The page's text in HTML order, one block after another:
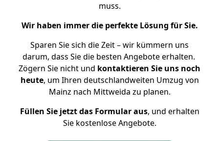
muss.
Wir haben immer die perfekte Lösung für Sie.
Sparen Sie sich die Zeit – wir kümmern uns
darum, dass Sie die besten Angebote erhalten.
Zögern Sie nicht und kontaktieren Sie uns noch
heute, um Ihren deutschlandweiten Umzug von
Mainz nach Mittweida zu planen.
Füllen Sie jetzt das Formular aus, und erhalten
Sie kostenlose Angebote.